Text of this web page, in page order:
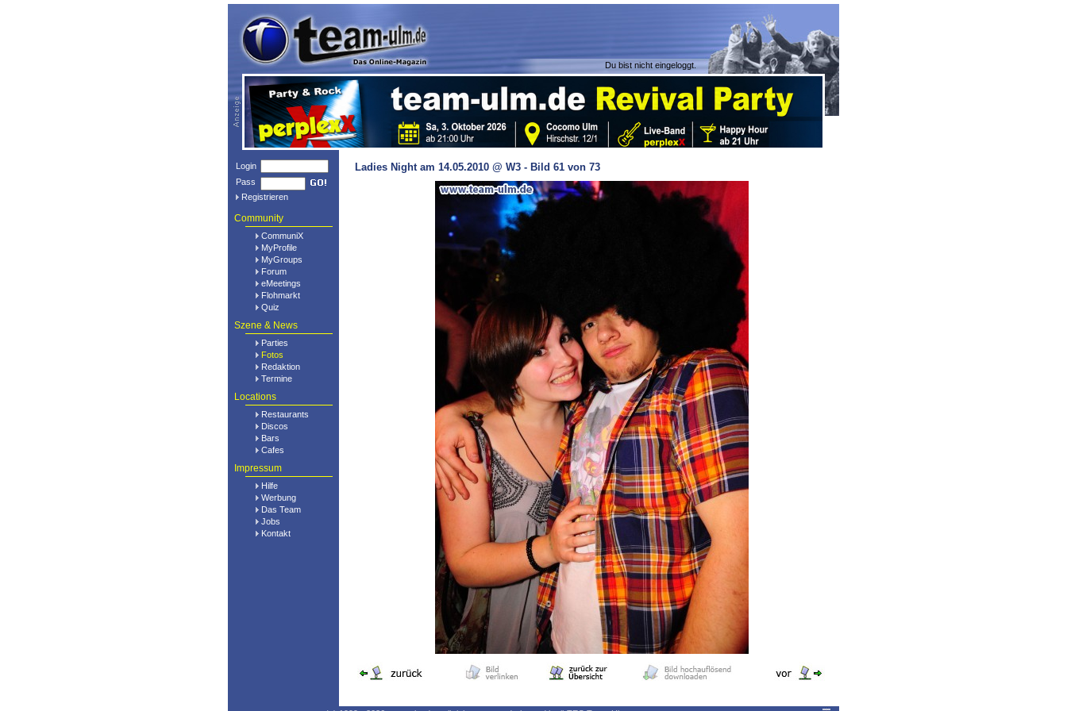
Du bist nicht eingeloggt.
Login
Pass
Registrieren
Community
CommuniX
MyProfile
MyGroups
Forum
eMeetings
Flohmarkt
Quiz
Szene & News
Parties
Fotos
Redaktion
Termine
Locations
Restaurants
Discos
Bars
Cafes
Impressum
Hilfe
Werbung
Das Team
Jobs
Kontakt
Ladies Night am 14.05.2010 @ W3 - Bild 61 von 73